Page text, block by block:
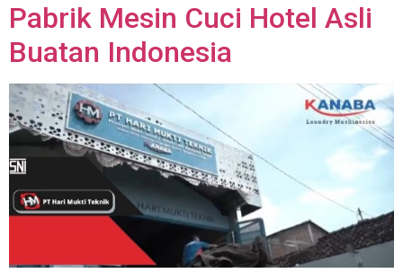
Pabrik Mesin Cuci Hotel Asli
Buatan Indonesia